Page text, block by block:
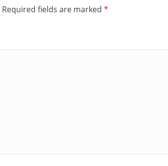
Required fields are marked *